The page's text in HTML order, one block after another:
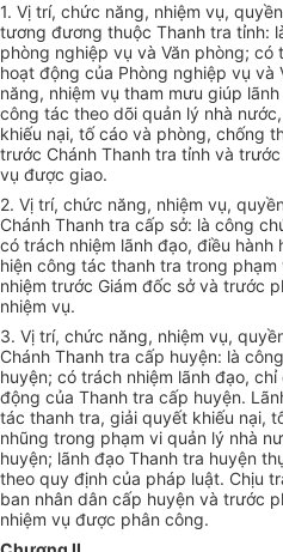
1. Vị trí, chức năng, nhiệm vụ,
tương đương thuộc Thanh tra tỉnh:
phòng nghiệp vụ và Văn phòng; có
hoạt động của Phòng nghiệp vụ
năng, nhiệm vụ tham mưu giúp
công tác theo dõi quản lý nhà
khiếu nại, tố cáo và phòng, chống
trước Chánh Thanh tra tỉnh và
vụ được giao.
2. Vị trí, chức năng, nhiệm vụ,
Chánh Thanh tra cấp sở: là công
có trách nhiệm lãnh đạo, điều
hiện công tác thanh tra trong
nhiệm trước Giám đốc sở và trước
nhiệm vụ.
3. Vị trí, chức năng, nhiệm vụ,
Chánh Thanh tra cấp huyện: là
huyện; có trách nhiệm lãnh đạo,
động của Thanh tra cấp huyện.
tác thanh tra, giải quyết khiếu nại,
nhũng trong phạm vi quản lý nhà
huyện; lãnh đạo Thanh tra huyện
theo quy định của pháp luật. Chịu
ban nhân dân cấp huyện và trước
nhiệm vụ được phân công.